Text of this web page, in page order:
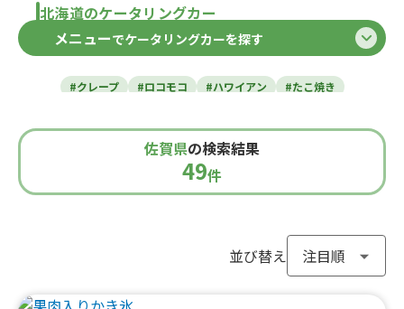
北海道のケータリングカー
北海道
関東のケータリングカー
埼玉県栃木県
北信越のケータリングカー
東海のケータリングカー
メニューでケータリングカーを探す
#クレープ #ロコモコ #ハワイアン
#たこ焼き
#餃子・小籠包
#唐揚げ #ドリンク
#タピオカ
#イタリアン #カレー
#ケバブ #コーヒー
#タコライス
#焼きそば
#焼き鳥
#おにぎり
佐賀県の検索結果
49件
並び替え